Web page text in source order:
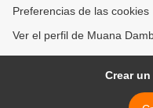
Preferencias de las cookies
Ver el perfil de Muana
Crear